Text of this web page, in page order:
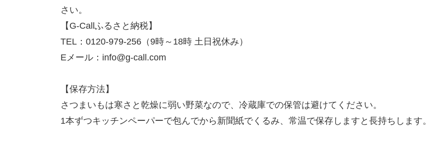
さい。
【G-Callふるさと納税】
TEL：0120-979-256（9時～18時 土日祝休み）
Eメール：info@g-call.com
【保存方法】
さつまいもは寒さと乾燥に弱い野菜なので、冷蔵庫での保管は避けてください。
1本ずつキッチンペーパーで包んでから新聞紙でくるみ、常温で保存しますと長持ちします。